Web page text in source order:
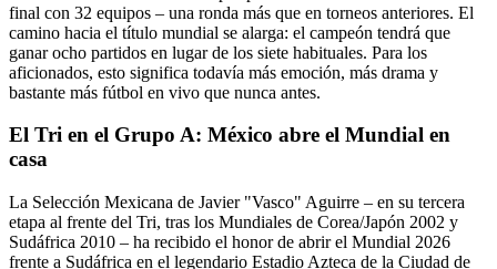
final con 32 equipos – una ronda más que en torneos anteriores. El
camino hacia el título mundial se alarga: el campeón tendrá que
ganar ocho partidos en lugar de los siete habituales. Para los
aficionados, esto significa todavía más emoción, más drama y
bastante más fútbol en vivo que nunca antes.
El Tri en el Grupo A: México abre el Mundial en
casa
La Selección Mexicana de Javier "Vasco" Aguirre – en su tercera
etapa al frente del Tri, tras los Mundiales de Corea/Japón 2002 y
Sudáfrica 2010 – ha recibido el honor de abrir el Mundial 2026
frente a Sudáfrica en el legendario Estadio Azteca de la Ciudad de